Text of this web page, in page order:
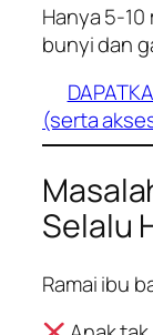
Hanya 5-
bunyi dan
(serta
Selalu
Ramai ibu